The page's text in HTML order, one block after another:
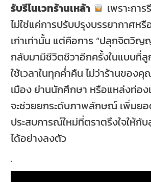
รับรีโนเวทร้านเหล้า
เพราะการ
ไม่ใช่แค่การปรับปรุงบรรยากาศห
เก่าเท่านั้น แต่คือการ “ปลุกจิตวิ
กลับมามีชีวิตชีวาอีกครั้งในแบบที่
ใช้เวลาในทุกค่ำคืน ไม่ว่าร้านของ
เมือง ย่านนักศึกษา หรือแหล่งท่อง
จะช่วยยกระดับภาพลักษณ์ เพิ่มยอ
ประสบการณ์ใหม่ที่ตราตรึงใจให้กับ
ได้อย่างลงตัว
.